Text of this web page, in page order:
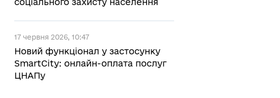
17 червня 2026, 10:47
Новий функціонал у застосунку
SmartCity: онлайн-оплата послуг
ЦНАПу